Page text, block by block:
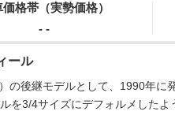
価格帯（実勢価格）
- -
ール
の後継モデルとして、1990年に
を3/4サイズにデフォルメした